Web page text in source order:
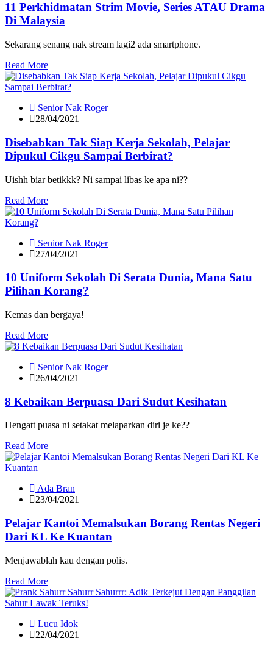
11 Perkhidmatan Strim Movie, Series ATAU Drama
Di Malaysia
Sekarang senang nak stream lagi2 ada smartphone.
Read More
Senior Nak Roger
28/04/2021
Disebabkan Tak Siap Kerja Sekolah, Pelajar
Dipukul Cikgu Sampai Berbirat?
Uishh biar betikkk? Ni sampai libas ke apa ni??
Read More
Senior Nak Roger
27/04/2021
10 Uniform Sekolah Di Serata Dunia, Mana Satu
Pilihan Korang?
Kemas dan bergaya!
Read More
Senior Nak Roger
26/04/2021
8 Kebaikan Berpuasa Dari Sudut Kesihatan
Hengatt puasa ni setakat melaparkan diri je ke??
Read More
Ada Bran
23/04/2021
Pelajar Kantoi Memalsukan Borang Rentas Negeri
Dari KL Ke Kuantan
Menjawablah kau dengan polis.
Read More
Lucu Idok
22/04/2021